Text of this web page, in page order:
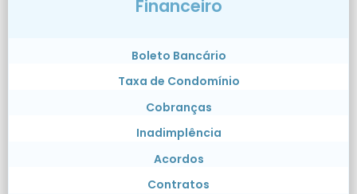
Financeiro
Boleto Bancário
Taxa de Condomínio
Cobranças
Inadimplência
Acordos
Contratos